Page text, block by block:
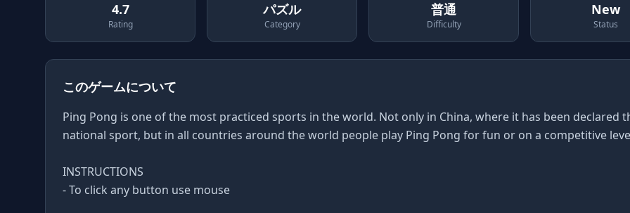
4.7
Rating
パズル
Category
普通
Difficulty
New
Status
このゲームについて
Ping Pong is one of the most practiced sports in the world. Not only in China, where it has been declared
national sport, but in all countries around the world people play Ping Pong for fun or on a competitive
INSTRUCTIONS
- To click any button use mouse